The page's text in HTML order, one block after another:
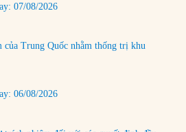
07/08/2026
của Trung Quốc nhằm thống trị khu
06/08/2026